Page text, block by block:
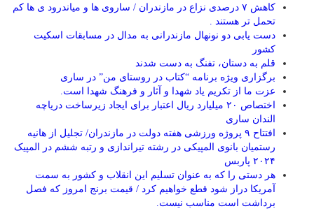
کاهش ۷ درصدی نزاع در مازندران / ساروی ها و میاندرود ی ها کم
تحمل تر هستند‌ .
دست یابی دو نونهال مازندرانی به مدال در مسابقات اسکیت
کشور
قلم به دستان، تفنگ به دست شدند
برگزاری ویژه برنامه “کتاب در روستای من” در ساری
عزت ما از تکریم یاد شهدا و آثار و فرهنگ شهدا است.
اختصاص ۲۰ میلیارد ریال اعتبار برای ایجاد زیرساخت دریاچه
الندان ساری
افتتاح ۹ پروژه ورزشی هفته دولت در مازندران/ تجلیل از هانیه
رستمیان بانوی المپیکی در رشته تیراندازی و رتبه ششم در المپیک
۲۰۲۴ پاربس
هر دستی را که به عنوان تسلیم این انقلاب و کشور به سمت
آمريکا دراز شود قطع خواهیم کرد / قیمت برنج امروز که فصل
برداشت است مناسب نیست.